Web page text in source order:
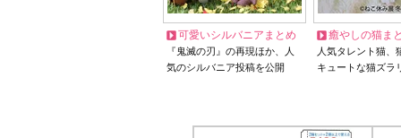
可愛いシルバニアまとめ
『鬼滅の刃』の再現ほか、人
気のシルバニア投稿を公開
癒やしの猫ま
人気タレント猫
キュートな猫ズラ